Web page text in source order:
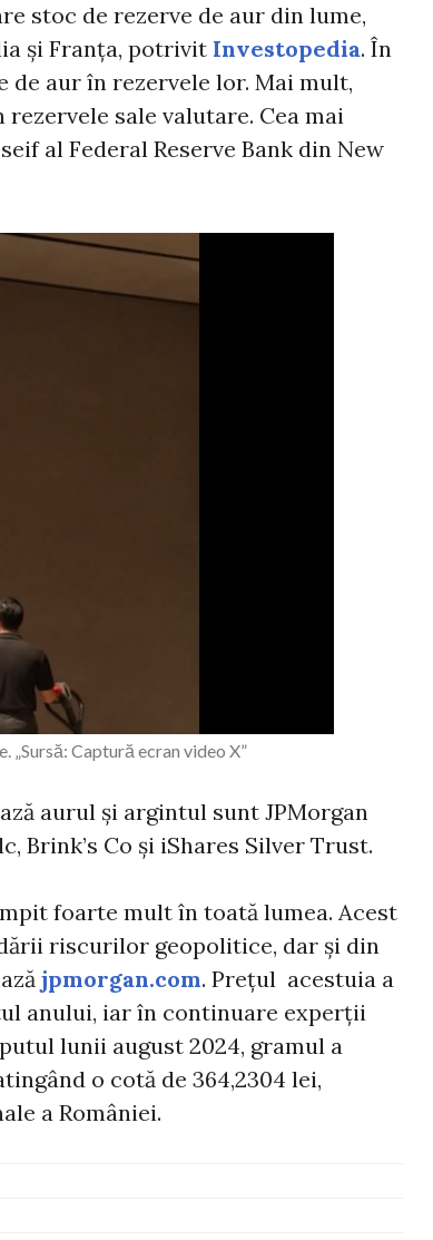
stoc de rezerve de aur din lume,
și Franța, potrivit Investopedia. În
de aur în rezervele lor. Mai mult,
sale valutare. Cea mai
al Federal Reserve Bank din New
„Sursă: Captură ecran video X”
aurul și argintul sunt JPMorgan
Brink’s Co și iShares Silver Trust.
foarte mult în toată lumea. Acest
riscurilor geopolitice, dar și din
jpmorgan.com. Prețul acestuia a
anului, iar în continuare experții
lunii august 2024, gramul a
o cotă de 364,2304 lei,
a României.